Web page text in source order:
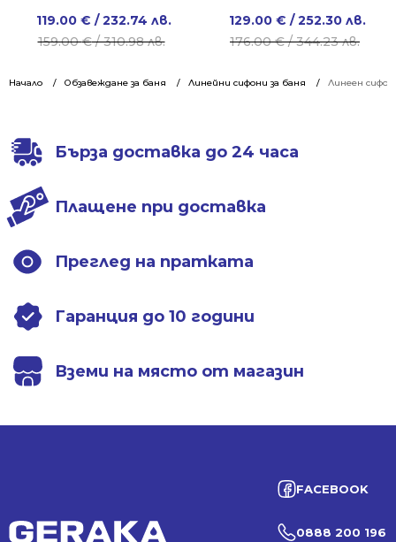
Начало Обзавеждане за баня Линейни сифони за баня Линеен
159.00€/ 310.98 лв.
Original
price
159.00 €
119.00 € / 232.74 лв.
Current
price
119.00 €
176.00€/ 344.23 лв.
Original
price
176.00 €
129.00 € / 252.30 лв.
Current
price
129.00 €
Бърза доставка до 24 часа
Плащене при доставка
Преглед на пратката
Гаранция до 10 години
Вземи на място от магазин
FACEBOOK
0888 200 196